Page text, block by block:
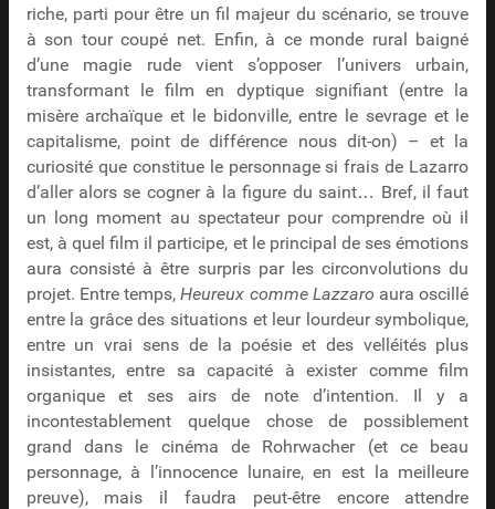
riche, parti pour être un fil majeur du scénario, se trouve
à son tour coupé net. Enfin, à ce monde rural baigné
d’une magie rude vient s’opposer l’univers urbain,
transformant le film en dyptique signifiant (entre la
misère archaïque et le bidonville, entre le sevrage et le
capitalisme, point de différence nous dit-on) – et la
curiosité que constitue le personnage si frais de Lazarro
d’aller alors se cogner à la figure du saint… Bref, il faut
un long moment au spectateur pour comprendre où il
est, à quel film il participe, et le principal de ses émotions
aura consisté à être surpris par les circonvolutions du
projet. Entre temps,Heureux comme Lazzaro aura oscillé
entre la grâce des situations et leur lourdeur symbolique,
entre un vrai sens de la poésie et des velléités plus
insistantes, entre sa capacité à exister comme film
organique et ses airs de note d’intention. Il y a
incontestablement quelque chose de possiblement
grand dans le cinéma de Rohrwacher (et ce beau
personnage, à l’innocence lunaire, en est la meilleure
preuve), mais il faudra peut-être encore attendre